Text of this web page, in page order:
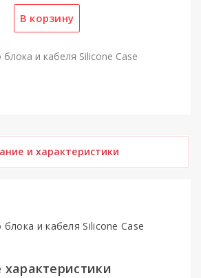
и кабеля Silicone Case
и характеристики
и кабеля Silicone Case